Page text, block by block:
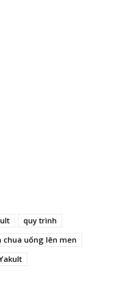
quy trình
chua uống lên men